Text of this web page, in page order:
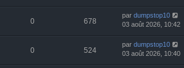
0 678
par dumpstop10
03 août 2026, 10:42
0 524
par dumpstop10
03 août 2026, 10:40